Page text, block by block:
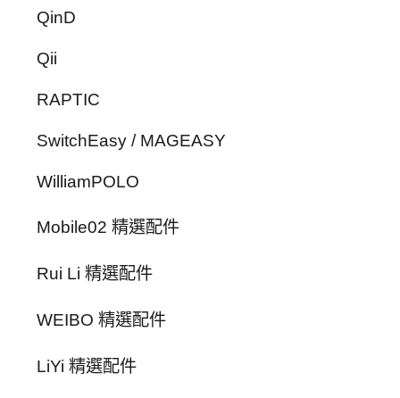
QinD
Qii
RAPTIC
SwitchEasy / MAGEASY
WilliamPOLO
Mobile02 精選配件
Rui Li 精選配件
WEIBO 精選配件
LiYi 精選配件